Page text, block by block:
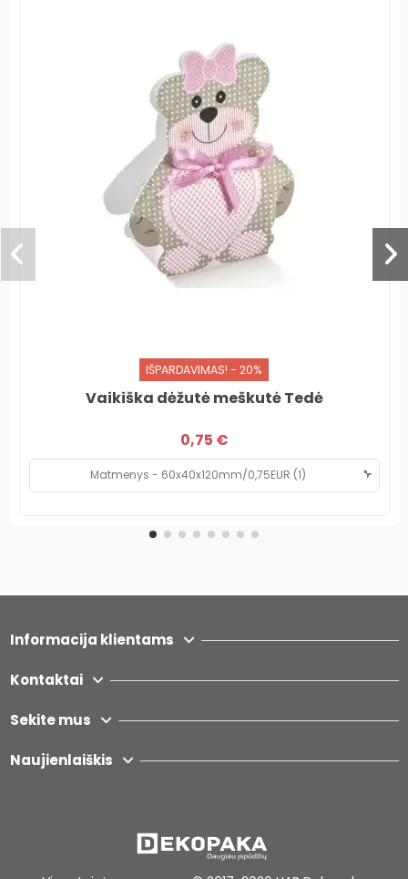
IŠPARDAVIMAS! - 20%
Vaikiška dėžutė meškutė Tedė
0,75 €
Informacija klientams
Kontaktai
Sekite mus
Naujienlaiškis